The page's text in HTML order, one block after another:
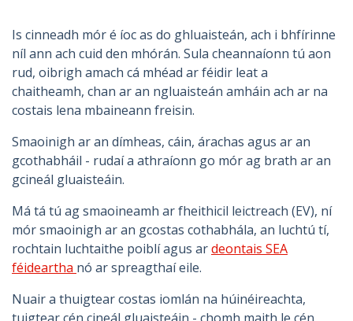
Is cinneadh mór é íoc as do ghluaisteán, ach i bhfírinne
níl ann ach cuid den mhórán. Sula cheannaíonn tú aon
rud, oibrigh amach cá mhéad ar féidir leat a
chaitheamh, chan ar an ngluaisteán amháin ach ar na
costais lena mbaineann freisin.
Smaoinigh ar an dímheas, cáin, árachas agus ar an
gcothabháil - rudaí a athraíonn go mór ag brath ar an
gcineál gluaisteáin.
Má tá tú ag smaoineamh ar fheithicil leictreach (EV), ní
mór smaoinigh ar an gcostas cothabhála, an luchtú tí,
rochtain luchtaithe poiblí agus ardeontais SEA
féideartha nó ar spreagthaí eile.
Nuair a thuigtear costas iomlán na húinéireachta,